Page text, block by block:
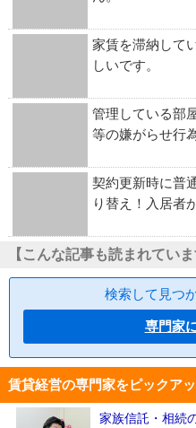
家賃を滞納して
しいです。
管理している部
等の嫌がらせ行
契約更新時に普
り替え！入居者
【こんな記事も読まれていま
検索して見つ
専門家
賃貸経営の専門家をピックアッ
家族信託・相続